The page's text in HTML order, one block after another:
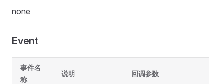
none
Event
事件名
称
说明 回调参数